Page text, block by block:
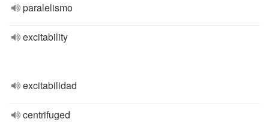
paralelismo
excitability
excitabilidad
centrifuged